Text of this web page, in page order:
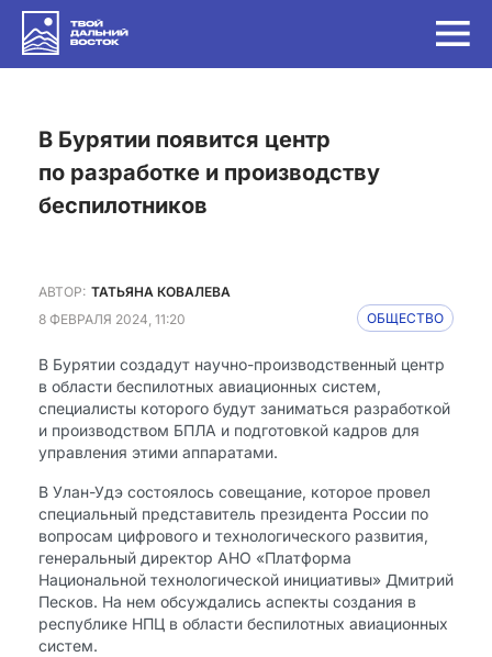
в Бурятии появится центр
по разработке и производству
беспилотников
АВТОР: ТАТЬЯНА КОВАЛЕВА
8 ФЕВРАЛЯ 2024, 11:20
ОБЩЕСТВО
В Бурятии создадут научно-производственный центр
в области беспилотных авиационных систем,
специалисты которого будут заниматься разработкой
и производством БПЛА и подготовкой кадров для
управления этими аппаратами.
В Улан-Удэ состоялось совещание, которое провел
специальный представитель президента России по
вопросам цифрового и технологического развития,
генеральный директор АНО «Платформа
Национальной технологической инициативы» Дмитрий
Песков. На нем обсуждались аспекты создания в
республике НПЦ в области беспилотных авиационных
систем.